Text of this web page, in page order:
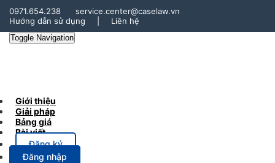
0971.654.238
service.center@caselaw.vn
Hướng dẫn sử dụng
Liên hệ
Toggle Navigation
Giới thiệu
Giải pháp
Bảng giá
Bài viết
Đăng ký
Đăng nhập